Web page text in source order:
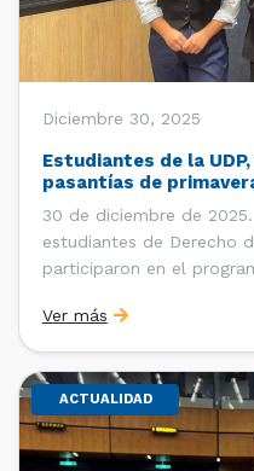
Diciembre 30, 2025
Estudiantes de la UDP,
pasantías de
30 de diciembre de
estudiantes de Derecho
participaron en el
de Santiago (CCS). Entre
diciembre realizaron su
Ver más
ACTUALIDAD